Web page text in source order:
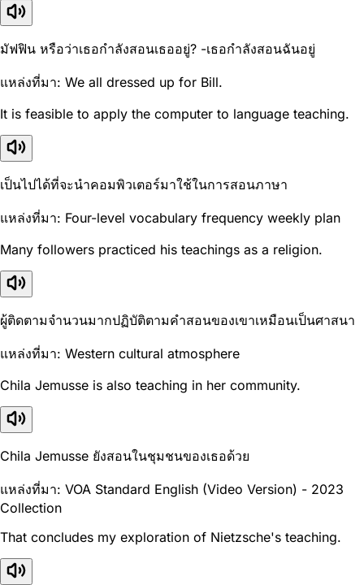
มัฟฟิน หรือว่าเธอกำลังสอนเธออยู่? -เธอกำลังสอนฉันอยู่
แหล่งที่มา: We all dressed up for Bill.
It is feasible to apply the computer to language teaching.
เป็นไปได้ที่จะนำคอมพิวเตอร์มาใช้ในการสอนภาษา
แหล่งที่มา: Four-level vocabulary frequency weekly plan
Many followers practiced his teachings as a religion.
ผู้ติดตามจำนวนมากปฏิบัติตามคำสอนของเขาเหมือนเป็นศาสนา
แหล่งที่มา: Western cultural atmosphere
Chila Jemusse is also teaching in her community.
Chila Jemusse ยังสอนในชุมชนของเธอด้วย
แหล่งที่มา: VOA Standard English (Video Version) - 2023
Collection
That concludes my exploration of Nietzsche's teaching.